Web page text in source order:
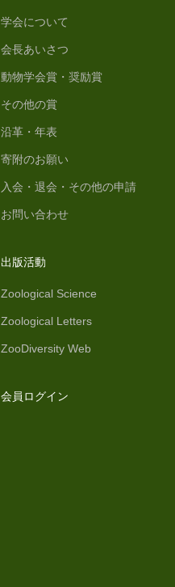
学会について
会長あいさつ
動物学会賞・奨励賞
その他の賞
沿革・年表
寄附のお願い
入会・退会・その他の申請
お問い合わせ
出版活動
Zoological Science
Zoological Letters
ZooDiversity Web
会員ログイン